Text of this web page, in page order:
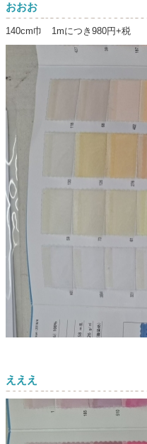
おおお
140cm巾 1mにつき980円+税
えええ